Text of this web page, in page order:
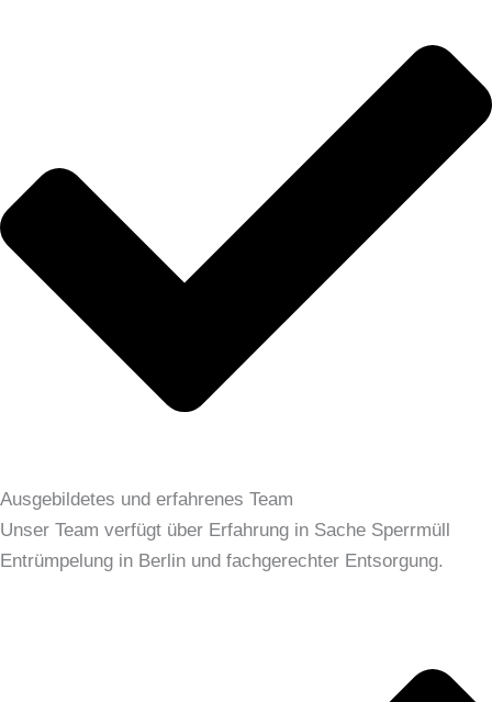
Ausgebildetes und erfahrenes Team
Unser Team verfügt über Erfahrung in Sache Sperrmüll
Entrümpelung in Berlin und fachgerechter Entsorgung.